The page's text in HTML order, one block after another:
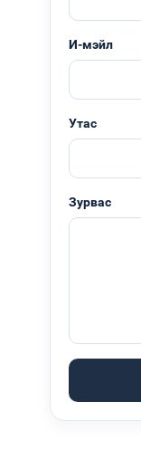
И-мэйл
Утас
Зурвас